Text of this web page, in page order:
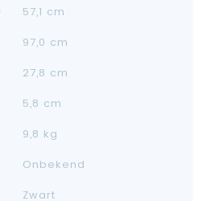
57,1 cm
97,0 cm
27,8 cm
5,8 cm
9,8 kg
Onbekend
Zwart